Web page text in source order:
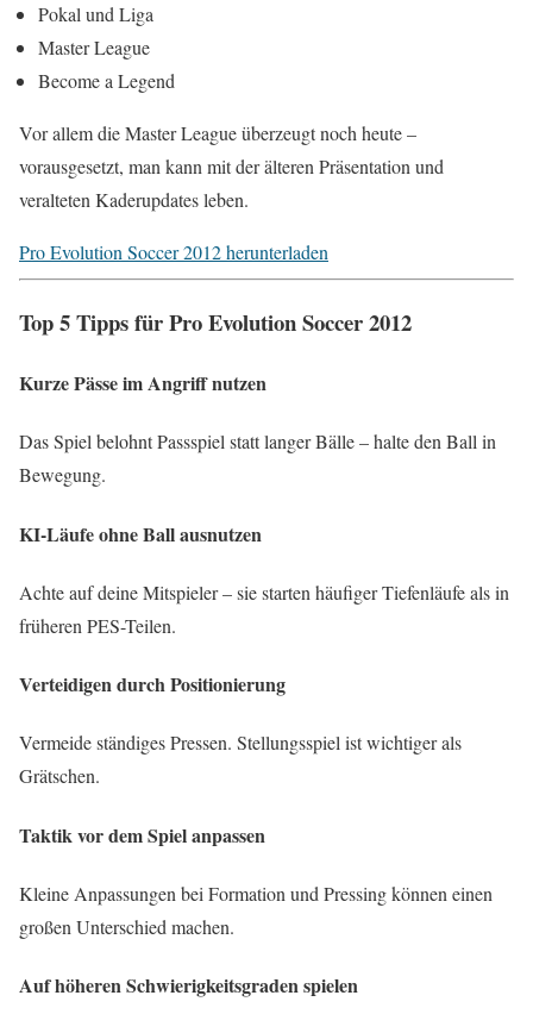
Pokal und Liga
Master League
Become a Legend
Vor allem die Master League überzeugt noch heute –
vorausgesetzt, man kann mit der älteren Präsentation und
veralteten Kaderupdates leben.
Pro Evolution Soccer 2012 herunterladen
Top 5 Tipps für Pro Evolution Soccer 2012
Kurze Pässe im Angriff nutzen
Das Spiel belohnt Passspiel statt langer Bälle – halte den Ball in
Bewegung.
KI-Läufe ohne Ball ausnutzen
Achte auf deine Mitspieler – sie starten häufiger Tiefenläufe als in
früheren PES-Teilen.
Verteidigen durch Positionierung
Vermeide ständiges Pressen. Stellungsspiel ist wichtiger als
Grätschen.
Taktik vor dem Spiel anpassen
Kleine Anpassungen bei Formation und Pressing können einen
großen Unterschied machen.
Auf höheren Schwierigkeitsgraden spielen